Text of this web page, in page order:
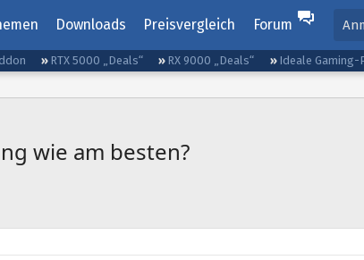
Downloads Preisvergleich Forum
RTX 5000 „Deals“ RX 9000 „Deals“ Ideale Gaming-
wie am besten?